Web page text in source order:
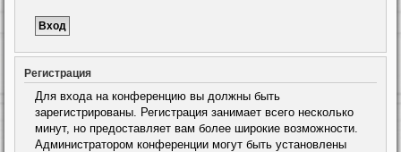
Регистрация
Для входа на конференцию вы должны быть
зарегистрированы. Регистрация занимает всего несколько
минут, но предоставляет вам более широкие возможности.
Администратором конференции могут быть установлены